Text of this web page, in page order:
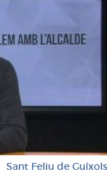
Sant Feliu de Guíxols